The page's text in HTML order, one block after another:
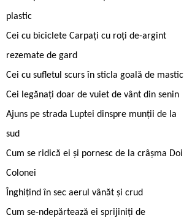
plastic
Cei cu biciclete Carpați cu roți de-argint
rezemate de gard
Cei cu sufletul scurs în sticla goală de mastic
Cei legănați doar de vuiet de vânt din senin
Ajuns pe strada Luptei dinspre munții de la
sud
Cum se ridică ei și pornesc de la crâșma Doi
Colonei
Înghițind în sec aerul vânăt și crud
Cum se-ndepărtează ei sprijiniți de